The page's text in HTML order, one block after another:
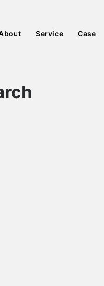
Service Case